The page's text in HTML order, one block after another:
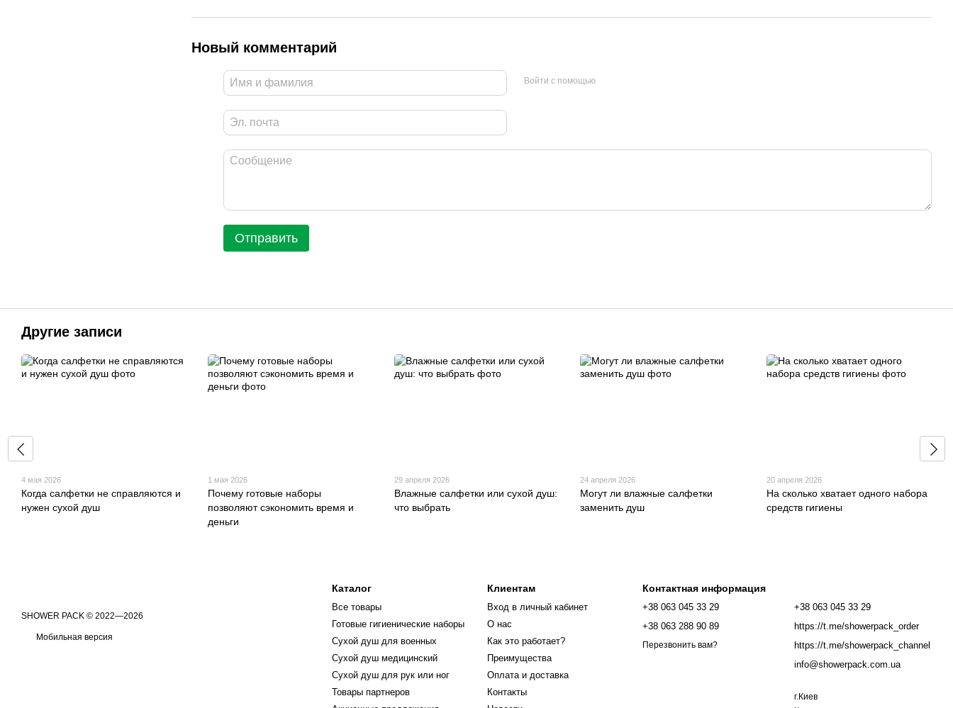
Новый комментарий
Войти с помощью
Отправить
Другие записи
4 мая 2026
Когда салфетки не справляются и
нужен сухой душ
1 мая 2026
Почему готовые наборы
позволяют сэкономить время и
деньги
29 апреля 2026
Влажные салфетки или сухой душ:
что выбрать
24 апреля 2026
Могут ли влажные салфетки
заменить душ
20 апреля 2026
На сколько хватает одного набора
средств гигиены
​​​​​​​SHOWER PACK © 2022—2026
Мобильная версия
Каталог
Все товары
Готовые гигиенические наборы
Cухой душ для военных
Сухой душ медицинский
Сухой душ для рук или ног
Товары партнеров
Клиентам
Вход в личный кабинет
О нас
Как это работает?
Преимущества
Оплата и доставка
Контакты
Контактная информация
+38 063 045 33 29
+38 063 288 90 89
Перезвонить вам?
+38 063 045 33 29
https://t.me/showerpack_order
https://t.me/showerpack_channel
info@showerpack.com.ua
г.Киев